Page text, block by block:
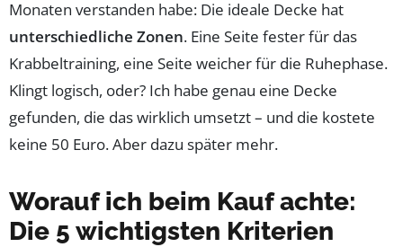
Monaten verstanden habe: Die ideale Decke hat
unterschiedliche Zonen. Eine Seite fester für das
Krabbeltraining, eine Seite weicher für die Ruhephase.
Klingt logisch, oder? Ich habe genau eine Decke
gefunden, die das wirklich umsetzt – und die kostete
keine 50 Euro. Aber dazu später mehr.
Worauf ich beim Kauf achte:
Die 5 wichtigsten Kriterien